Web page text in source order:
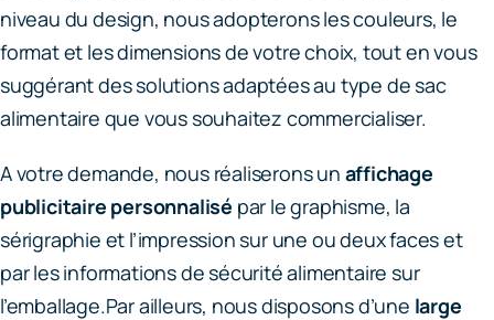
niveau du design, nous adopterons les couleurs, le
format et les dimensions de votre choix, tout en vous
suggérant des solutions adaptées au type de sac
alimentaire que vous souhaitez commercialiser.
A votre demande, nous réaliserons un affichage
publicitaire personnalisé par le graphisme, la
sérigraphie et l’impression sur une ou deux faces et
par les informations de sécurité alimentaire sur
l’emballage.Par ailleurs, nous disposons d’une large